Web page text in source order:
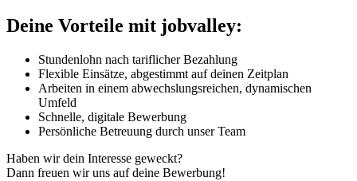
Deine Vorteile mit jobvalley:
Stundenlohn nach tariflicher Bezahlung
Flexible Einsätze, abgestimmt auf deinen Zeitplan
Arbeiten in einem abwechslungsreichen, dynamischen
Umfeld
Schnelle, digitale Bewerbung
Persönliche Betreuung durch unser Team
Haben wir dein Interesse geweckt?
Dann freuen wir uns auf deine Bewerbung!